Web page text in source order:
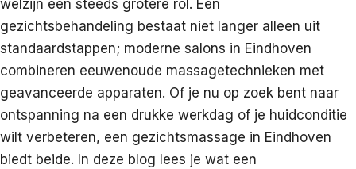
welzijn een steeds grotere rol. Een
gezichtsbehandeling bestaat niet langer alleen uit
standaardstappen; moderne salons in Eindhoven
combineren eeuwenoude massagetechnieken met
geavanceerde apparaten. Of je nu op zoek bent naar
ontspanning na een drukke werkdag of je huidconditie
wilt verbeteren, een gezichtsmassage in Eindhoven
biedt beide. In deze blog lees je wat een